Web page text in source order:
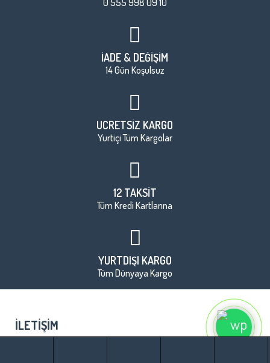
İADE & DEĞİŞİM
14 Gün Koşulsuz
ÜCRETSİZ KARGO
Yurtiçi Tüm Kargolar
12 TAKSİT
Tüm Kredi Kartlarına
YURTDIŞI KARGO
Tüm Dünyaya Kargo
İLETIŞIM